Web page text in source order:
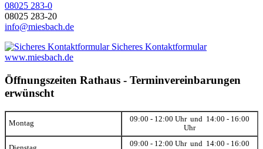
08025 283-0
08025 283-20
info@miesbach.de
Sicheres Kontaktformular
www.miesbach.de
Öffnungszeiten Rathaus - Terminvereinbarungen
erwünscht
Montag
09:00 - 12:00 Uhr und 14:00 - 16:00
Uhr
09:00 - 12:00 Uhr und 14:00 - 16:00